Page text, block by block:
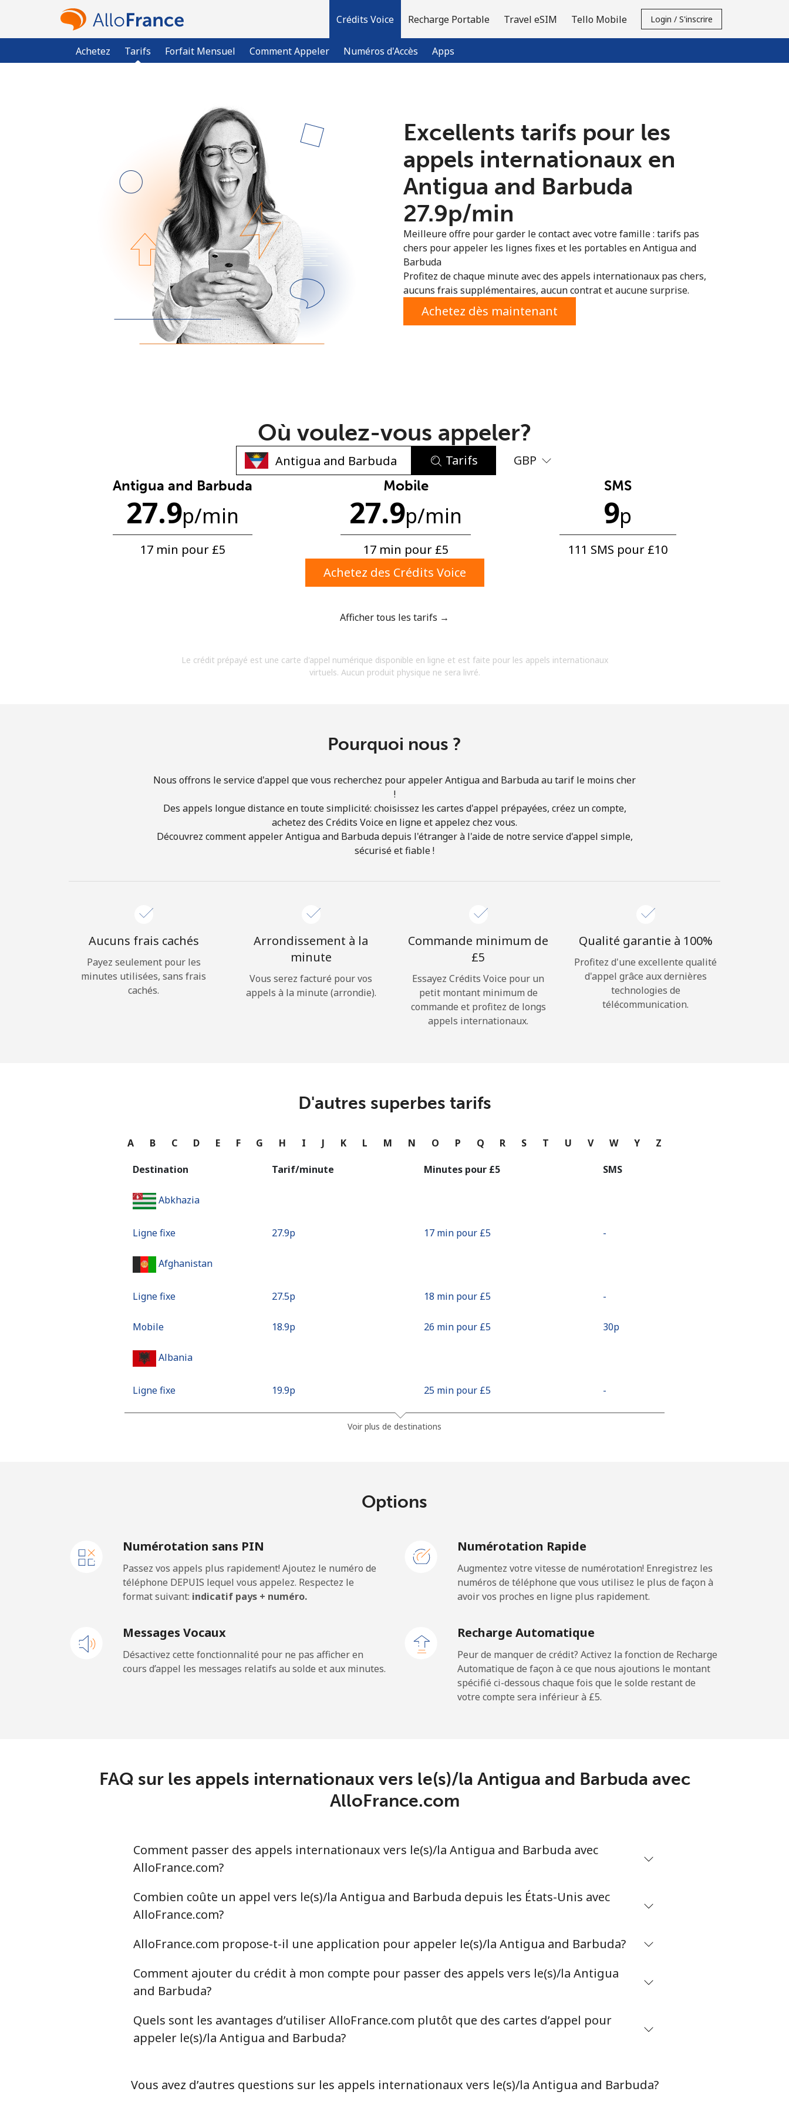
Crédits Voice
Achetez Tarifs Forfait Mensuel Comment Appeler Numéros d'Accès Apps
Recharge Portable Travel eSIM Tello Mobile Login / S'inscrire
Vous avez déjà un compte? Connectez-vous →
S'enregistrer avec
Aucun mot de passe créé
8 caractères minimum
Une lettre majuscule et une lettre minuscule
Un caractère spécial
offres.
S'inscrire
Bonjour!
Rappel du mot de passe →
Excellents tarifs pour les
appels internationaux en
Antigua and Barbuda
⁦27.9p⁩/min
Meilleure offre pour garder le contact avec votre famille : tarifs pas
chers pour appeler les lignes fixes et les portables en Antigua and
Barbuda
Profitez de chaque minute avec des appels internationaux pas chers,
aucuns frais supplémentaires, aucun contrat et aucune surprise.
Achetez dès maintenant
Où voulez-vous appeler?
Tarifs GBP
Antigua and Barbuda
27.9p/min
17 min pour ⁦£5⁩
Mobile
27.9p/min
17 min pour ⁦£5⁩
SMS
9p
111 SMS pour ⁦£10⁩
Achetez des Crédits Voice
Afficher tous les tarifs →
Le crédit prépayé est une carte d'appel numérique disponible en ligne et est faite pour les appels internationaux
virtuels. Aucun produit physique ne sera livré.
Pourquoi nous ?
Nous offrons le service d'appel que vous recherchez pour appeler Antigua and Barbuda au tarif le moins cher
!
Des appels longue distance en toute simplicité: choisissez les cartes d'appel prépayées, créez un compte,
achetez des Crédits Voice en ligne et appelez chez vous.
Découvrez comment appeler Antigua and Barbuda depuis l'étranger à l'aide de notre service d'appel simple,
sécurisé et fiable !
Aucuns frais cachés
Payez seulement pour les
minutes utilisées, sans frais
cachés.
Arrondissement à la
minute
Vous serez facturé pour vos
appels à la minute (arrondie).
Commande minimum de
⁦£5⁩
Essayez Crédits Voice pour un
petit montant minimum de
commande et profitez de longs
appels internationaux.
Qualité garantie à 100%
Profitez d'une excellente qualité
d'appel grâce aux dernières
technologies de
télécommunication.
D'autres superbes tarifs
A B C D E F G H I J K L M N O P Q R S T U V W Y Z
Destination Tarif/minute Minutes pour ⁦£5⁩ SMS
Abkhazia
Ligne fixe ⁦27.9p⁩ 17 min pour ⁦£5⁩ -
Afghanistan
Ligne fixe ⁦27.5p⁩ 18 min pour ⁦£5⁩ -
Mobile ⁦18.9p⁩ 26 min pour ⁦£5⁩ ⁦30p⁩
Albania
Ligne fixe ⁦19.9p⁩ 25 min pour ⁦£5⁩ -
13 min pour ⁦£5⁩
American Samoa
Ligne fixe ⁦14.9p⁩ 33 min pour ⁦£5⁩ -
Andorra
Ligne fixe ⁦7.9p⁩ 63 min pour ⁦£5⁩ -
20 min pour ⁦£5⁩
11 min pour ⁦£5⁩
Ligne fixe 18 min pour ⁦£5⁩
Mobile 17 min pour ⁦£5⁩
Antigua And Barbuda
17 min pour ⁦£5⁩
Mobile 17 min pour ⁦£5⁩
Argentina
Ligne fixe
Mobile ⁦16.5p⁩ 30 min pour ⁦£5⁩ ⁦11p⁩
Voir plus de destinations
Options
Numérotation sans PIN
Passez vos appels plus rapidement! Ajoutez le numéro de
téléphone DEPUIS lequel vous appelez. Respectez le
format suivant: indicatif pays + numéro.
Numérotation Rapide
Augmentez votre vitesse de numérotation! Enregistrez les
numéros de téléphone que vous utilisez le plus de façon à
avoir vos proches en ligne plus rapidement.
Messages Vocaux
Désactivez cette fonctionnalité pour ne pas afficher en
cours d’appel les messages relatifs au solde et aux minutes.
Recharge Automatique
Peur de manquer de crédit? Activez la fonction de Recharge
Automatique de façon à ce que nous ajoutions le montant
spécifié ci-dessous chaque fois que le solde restant de
votre compte sera inférieur à ⁦£5⁩.
FAQ sur les appels internationaux vers le(s)/la Antigua and Barbuda avec
AlloFrance.com
Comment passer des appels internationaux vers le(s)/la Antigua and Barbuda avec
AlloFrance.com?
Combien coûte un appel vers le(s)/la Antigua and Barbuda depuis les États-Unis avec
AlloFrance.com?
AlloFrance.com propose-t-il une application pour appeler le(s)/la Antigua and Barbuda?
Comment ajouter du crédit à mon compte pour passer des appels vers le(s)/la Antigua
and Barbuda?
Quels sont les avantages d’utiliser AlloFrance.com plutôt que des cartes d’appel pour
appeler le(s)/la Antigua and Barbuda?
Vous avez d’autres questions sur les appels internationaux vers le(s)/la Antigua and Barbuda?